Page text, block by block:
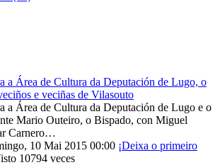
a Área de Cultura da Deputación de Lugo, o
e veciñas de Vilasouto
a Área de Cultura da Deputación de Lugo e o
Mario Outeiro, o Bispado, con Miguel
Carnero…
10 Mai 2015 00:00 ¡Deixa o primeiro
10794 veces